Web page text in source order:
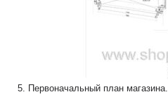
5. Первоначальный план магазина.